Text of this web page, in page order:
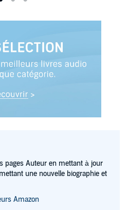
pages Auteur en mettant à jour
une nouvelle biographie et
Amazon